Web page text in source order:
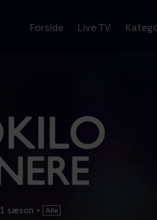
Forside Live TV
1 sæson •